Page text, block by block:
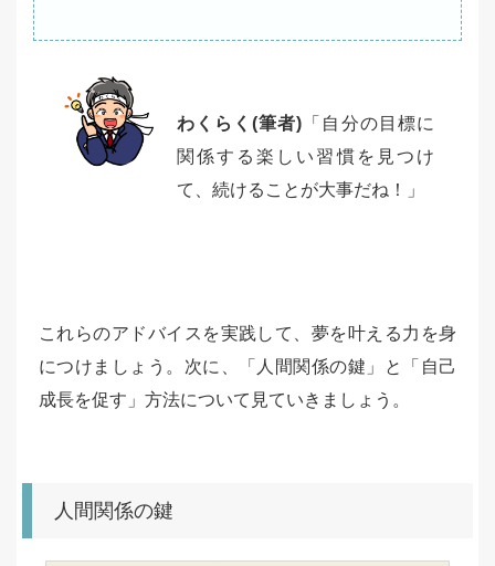
わくらく(筆者) 「自分の目標に
関係する楽しい習慣を見つけ
て、続けることが大事だね！」
これらのアドバイスを実践して、夢を叶える力を身
につけましょう。次に、「人間関係の鍵」と「自己
成長を促す」方法について見ていきましょう。
人間関係の鍵